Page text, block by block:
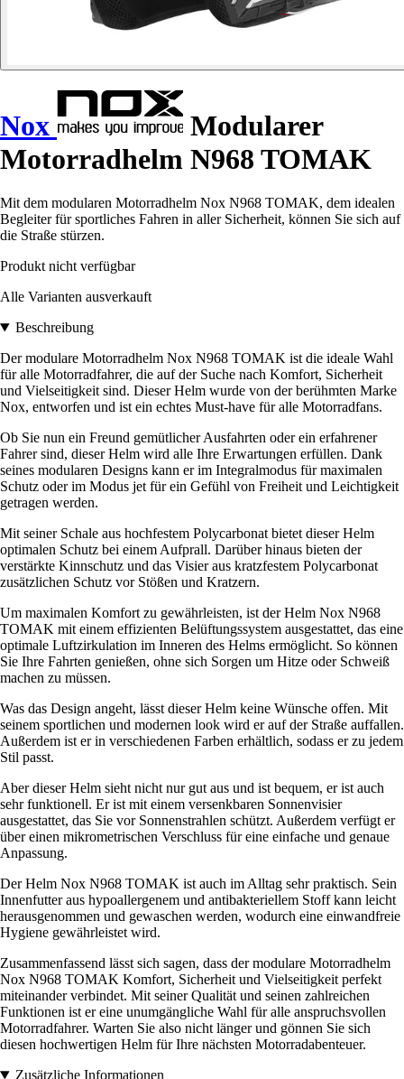
Nox
Modularer
Motorradhelm N968 TOMAK
Mit dem modularen Motorradhelm Nox N968 TOMAK, dem idealen
Begleiter für sportliches Fahren in aller Sicherheit, können Sie sich auf
die Straße stürzen.
Produkt nicht verfügbar
Alle Varianten ausverkauft
Beschreibung
Der modulare Motorradhelm Nox N968 TOMAK ist die ideale Wahl
für alle Motorradfahrer, die auf der Suche nach Komfort, Sicherheit
und Vielseitigkeit sind. Dieser Helm wurde von der berühmten Marke
Nox, entworfen und ist ein echtes Must-have für alle Motorradfans.
Ob Sie nun ein Freund gemütlicher Ausfahrten oder ein erfahrener
Fahrer sind, dieser Helm wird alle Ihre Erwartungen erfüllen. Dank
seines modularen Designs kann er im Integralmodus für maximalen
Schutz oder im Modus jet für ein Gefühl von Freiheit und Leichtigkeit
getragen werden.
Mit seiner Schale aus hochfestem Polycarbonat bietet dieser Helm
optimalen Schutz bei einem Aufprall. Darüber hinaus bieten der
verstärkte Kinnschutz und das Visier aus kratzfestem Polycarbonat
zusätzlichen Schutz vor Stößen und Kratzern.
Um maximalen Komfort zu gewährleisten, ist der Helm Nox N968
TOMAK mit einem effizienten Belüftungssystem ausgestattet, das eine
optimale Luftzirkulation im Inneren des Helms ermöglicht. So können
Sie Ihre Fahrten genießen, ohne sich Sorgen um Hitze oder Schweiß
machen zu müssen.
Was das Design angeht, lässt dieser Helm keine Wünsche offen. Mit
seinem sportlichen und modernen look wird er auf der Straße auffallen.
Außerdem ist er in verschiedenen Farben erhältlich, sodass er zu jedem
Stil passt.
Aber dieser Helm sieht nicht nur gut aus und ist bequem, er ist auch
sehr funktionell. Er ist mit einem versenkbaren Sonnenvisier
ausgestattet, das Sie vor Sonnenstrahlen schützt. Außerdem verfügt er
über einen mikrometrischen Verschluss für eine einfache und genaue
Anpassung.
Der Helm Nox N968 TOMAK ist auch im Alltag sehr praktisch. Sein
Innenfutter aus hypoallergenem und antibakteriellem Stoff kann leicht
herausgenommen und gewaschen werden, wodurch eine einwandfreie
Hygiene gewährleistet wird.
Zusammenfassend lässt sich sagen, dass der modulare Motorradhelm
Nox N968 TOMAK Komfort, Sicherheit und Vielseitigkeit perfekt
miteinander verbindet. Mit seiner Qualität und seinen zahlreichen
Funktionen ist er eine unumgängliche Wahl für alle anspruchsvollen
Motorradfahrer. Warten Sie also nicht länger und gönnen Sie sich
diesen hochwertigen Helm für Ihre nächsten Motorradabenteuer.
Zusätzliche Informationen